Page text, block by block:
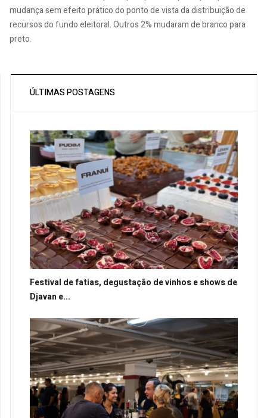
mudança sem efeito prático do ponto de vista da distribuição de
recursos do fundo eleitoral. Outros 2% mudaram de branco para
preto.
ÚLTIMAS POSTAGENS
Festival de fatias, degustação de vinhos e shows de
Djavan e...